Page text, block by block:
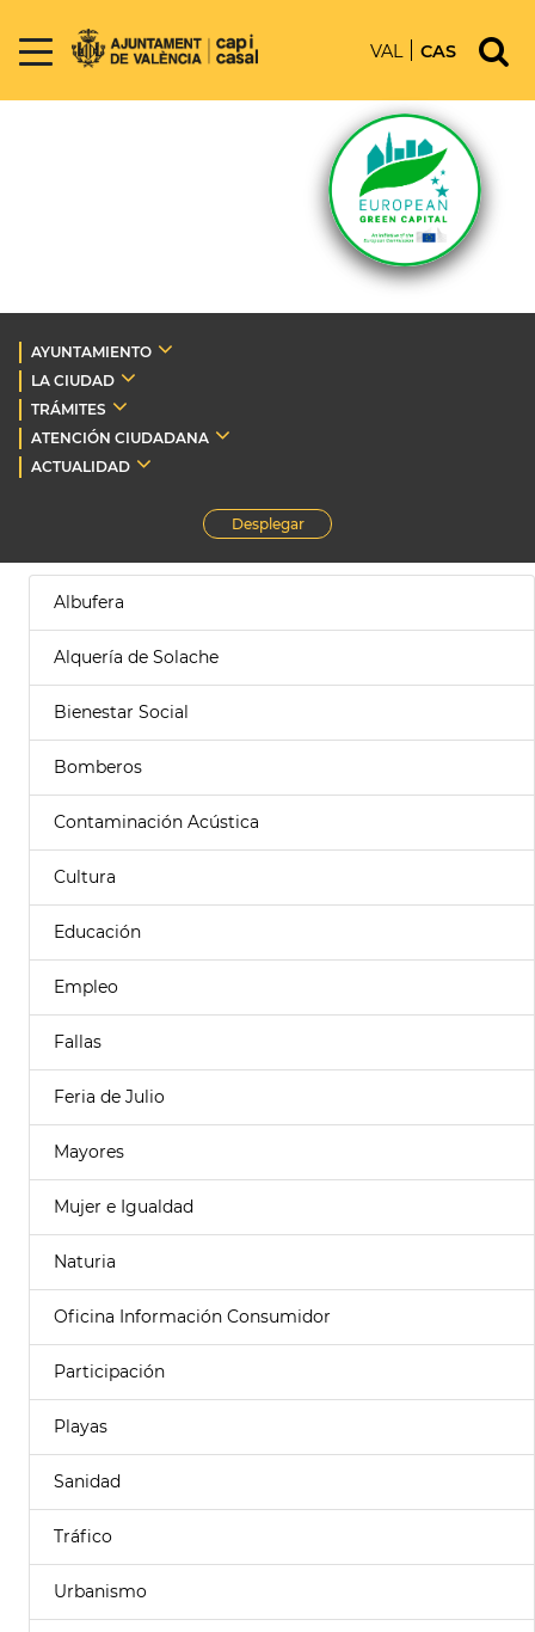
VAL CAS
AYUNTAMIENTO
LA CIUDAD
TRÁMITES
ATENCIÓN CIUDADANA
ACTUALIDAD
Desplegar
Albufera
Alquería de Solache
Bienestar Social
Bomberos
Contaminación Acústica
Cultura
Educación
Empleo
Fallas
Feria de Julio
Mayores
Mujer e Igualdad
Naturia
Oficina Información Consumidor
Participación
Playas
Sanidad
Tráfico
Urbanismo